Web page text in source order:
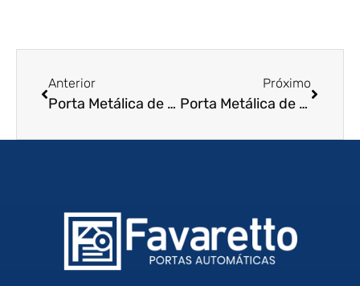
Anterior
Porta Metálica de Enrolar em Sao Bernardo do Campo – SP
Próximo
Porta Metálica de Enrolar em Sorocaba – SP